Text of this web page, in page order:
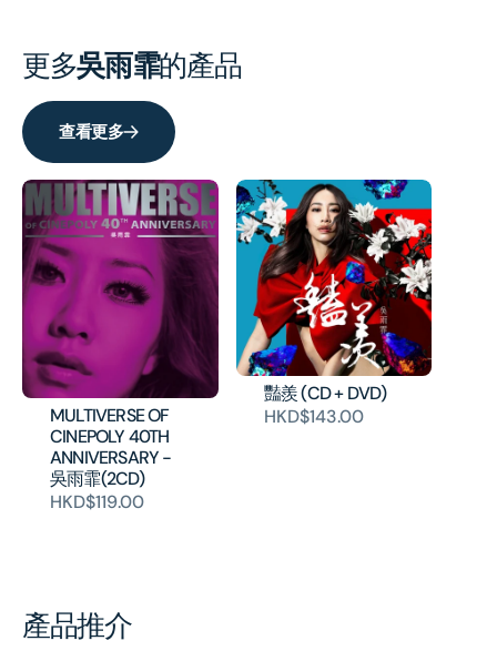
更多吳雨霏的產品
查看更多
MULTIVERSE OF
CINEPOLY 40TH
ANNIVERSARY -
吳雨霏(2CD)
HKD$119.00
豔羨 (CD + DVD)
HKD$143.00
產品推介